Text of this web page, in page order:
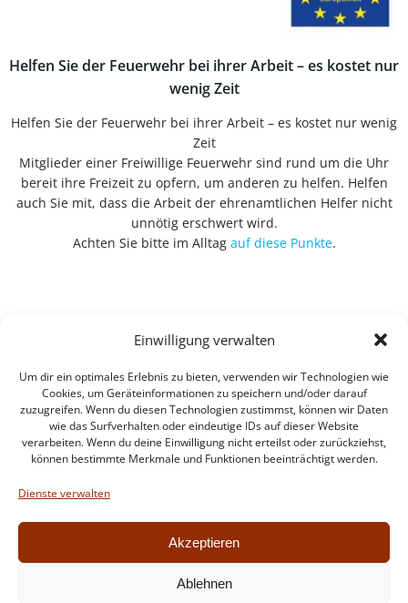
Einwilligung verwalten
Um dir ein optimales Erlebnis zu bieten, verwenden wir Technologien wie
Cookies, um Geräteinformationen zu speichern und/oder darauf
zuzugreifen. Wenn du diesen Technologien zustimmst, können wir Daten
wie das Surfverhalten oder eindeutige IDs auf dieser Website
verarbeiten. Wenn du deine Einwilligung nicht erteilst oder zurückziehst,
können bestimmte Merkmale und Funktionen beeinträchtigt werden.
Dienste verwalten
Akzeptieren
Ablehnen
Helfen Sie der Feuerwehr bei ihrer Arbeit – es kostet nur
wenig Zeit
Helfen Sie der Feuerwehr bei ihrer Arbeit – es kostet nur wenig
Zeit
Mitglieder einer Freiwillige Feuerwehr sind rund um die Uhr
bereit ihre Freizeit zu opfern, um anderen zu helfen. Helfen
auch Sie mit, dass die Arbeit der ehrenamtlichen Helfer nicht
unnötig erschwert wird.
Achten Sie bitte im Alltag auf diese Punkte.
Intern